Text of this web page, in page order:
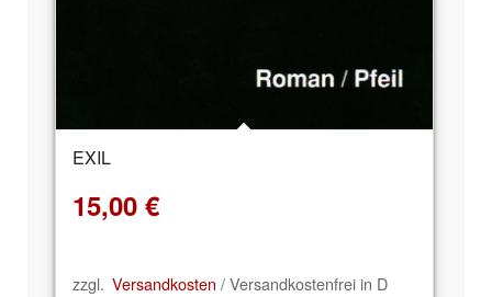
EXIL
15,00 €
zzgl. Versandkosten / Versandkostenfrei in D